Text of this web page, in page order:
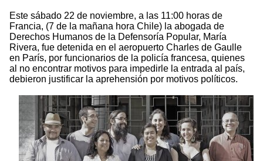
Este sábado 22 de noviembre, a las 11:00 horas de
Francia, (7 de la mañana hora Chile) la abogada de
Derechos Humanos de la Defensoría Popular, María
Rivera, fue detenida en el aeropuerto Charles de Gaulle
en París, por funcionarios de la policía francesa, quienes
al no encontrar motivos para impedirle la entrada al país,
debieron justificar la aprehensión por motivos políticos.